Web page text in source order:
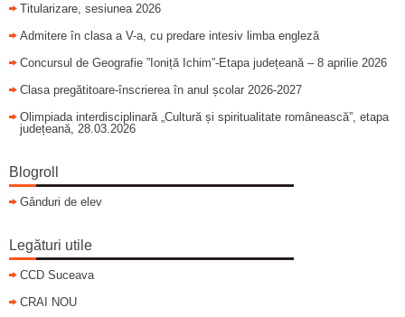
Titularizare, sesiunea 2026
Admitere în clasa a V-a, cu predare intesiv limba engleză
Concursul de Geografie ”Ioniță Ichim”-Etapa județeană – 8 aprilie 2026
Clasa pregătitoare-înscrierea în anul școlar 2026-2027
Olimpiada interdisciplinară „Cultură și spiritualitate românească”, etapa
județeană, 28.03.2026
Blogroll
Gânduri de elev
Legături utile
CCD Suceava
CRAI NOU